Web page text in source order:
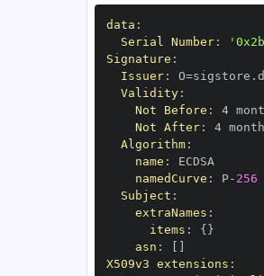
data :
Serial Number:
Signature :
Issuer:
Validity:
Not Before : 4
Not After: 4
Algorithm:
name :
namedCurve : P- 256
Subject :
extraNames :
items : { }
asn :
X509v3 extensions :